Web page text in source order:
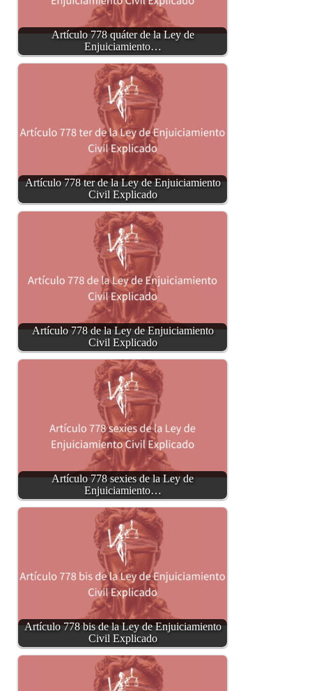
Artículo 778 quáter de la Ley de
Enjuiciamiento…
Artículo 778 ter de la Ley de Enjuiciamiento
Civil Explicado
Artículo 778 de la Ley de Enjuiciamiento
Civil Explicado
Artículo 778 sexies de la Ley de
Enjuiciamiento…
Artículo 778 bis de la Ley de Enjuiciamiento
Civil Explicado